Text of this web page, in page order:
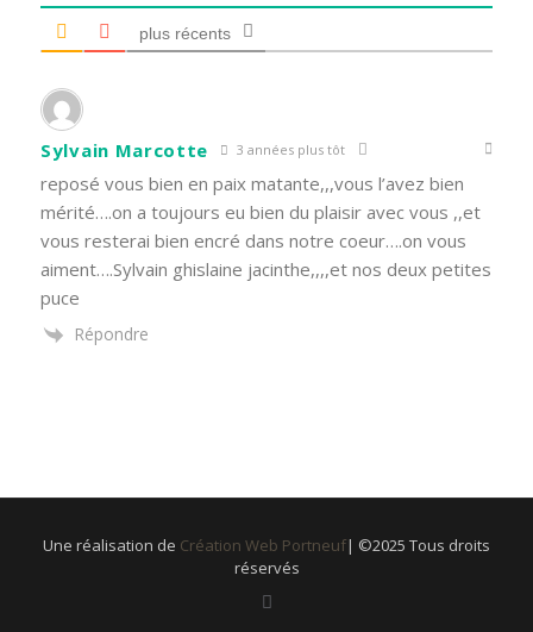
plus récents
Sylvain Marcotte 3 années plus tôt
reposé vous bien en paix matante,,,vous l’avez bien
mérité….on a toujours eu bien du plaisir avec vous ,,et
vous resterai bien encré dans notre coeur….on vous
aiment….Sylvain ghislaine jacinthe,,,,et nos deux petites
puce
Répondre
Une réalisation de Création Web Portneuf| ©2025 Tous droits
réservés